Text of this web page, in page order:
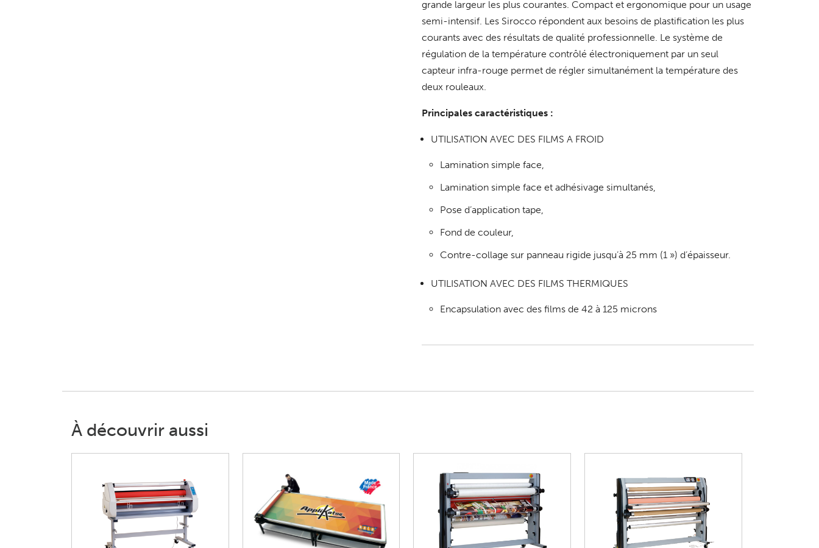
grande largeur les plus courantes. Compact et ergonomique pour un usage
semi-intensif. Les Sirocco répondent aux besoins de plastification les plus
courants avec des résultats de qualité professionnelle. Le système de
régulation de la température contrôlé électroniquement par un seul
capteur infra-rouge permet de régler simultanément la température des
deux rouleaux.
Principales caractéristiques :
UTILISATION AVEC DES FILMS A FROID
Lamination simple face,
Lamination simple face et adhésivage simultanés,
Pose d’application tape,
Fond de couleur,
Contre-collage sur panneau rigide jusqu’à 25 mm (1 ») d’épaisseur.
UTILISATION AVEC DES FILMS THERMIQUES
Encapsulation avec des films de 42 à 125 microns
À découvrir aussi